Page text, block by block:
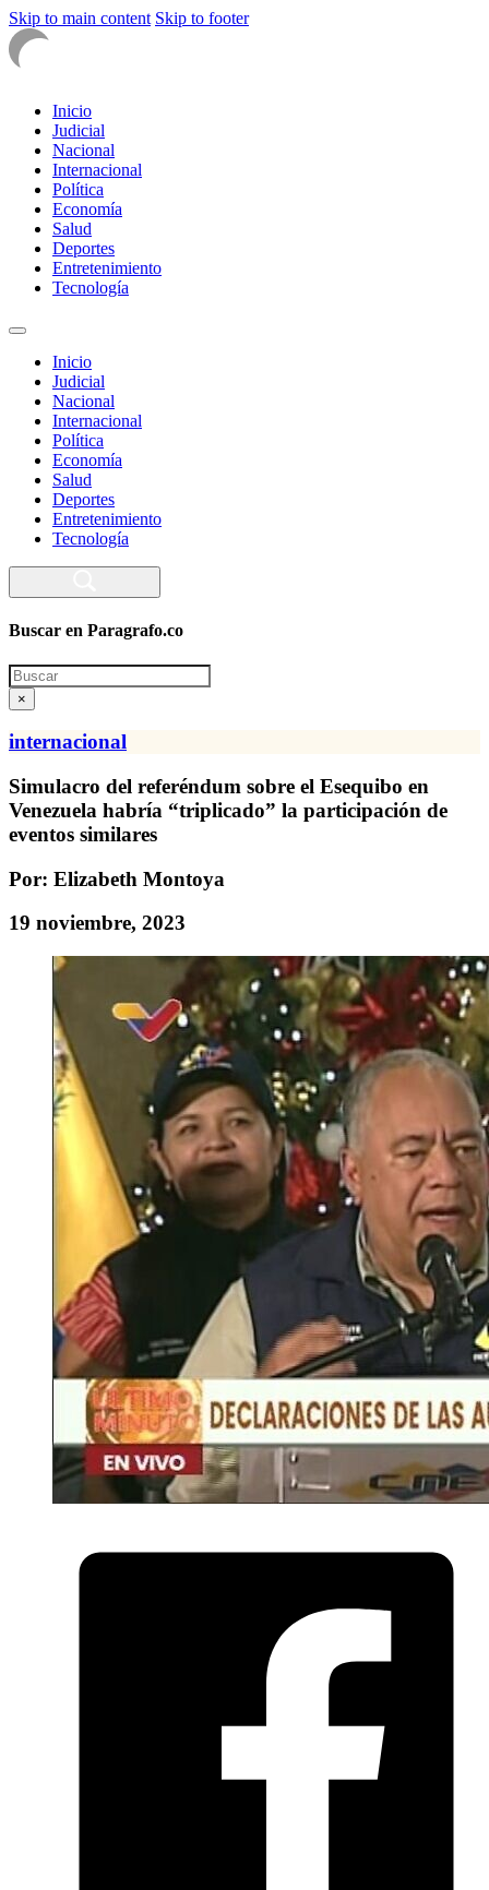
Skip to main content Skip to footer
Inicio
Judicial
Nacional
Internacional
Política
Economía
Salud
Deportes
Entretenimiento
Tecnología
Inicio
Judicial
Nacional
Internacional
Política
Economía
Salud
Deportes
Entretenimiento
Tecnología
Buscar en Paragrafo.co
Search
×
internacional
Simulacro del referéndum sobre el Esequibo en
Venezuela habría “triplicado” la participación de
eventos similares
Por: Elizabeth Montoya
19 noviembre, 2023